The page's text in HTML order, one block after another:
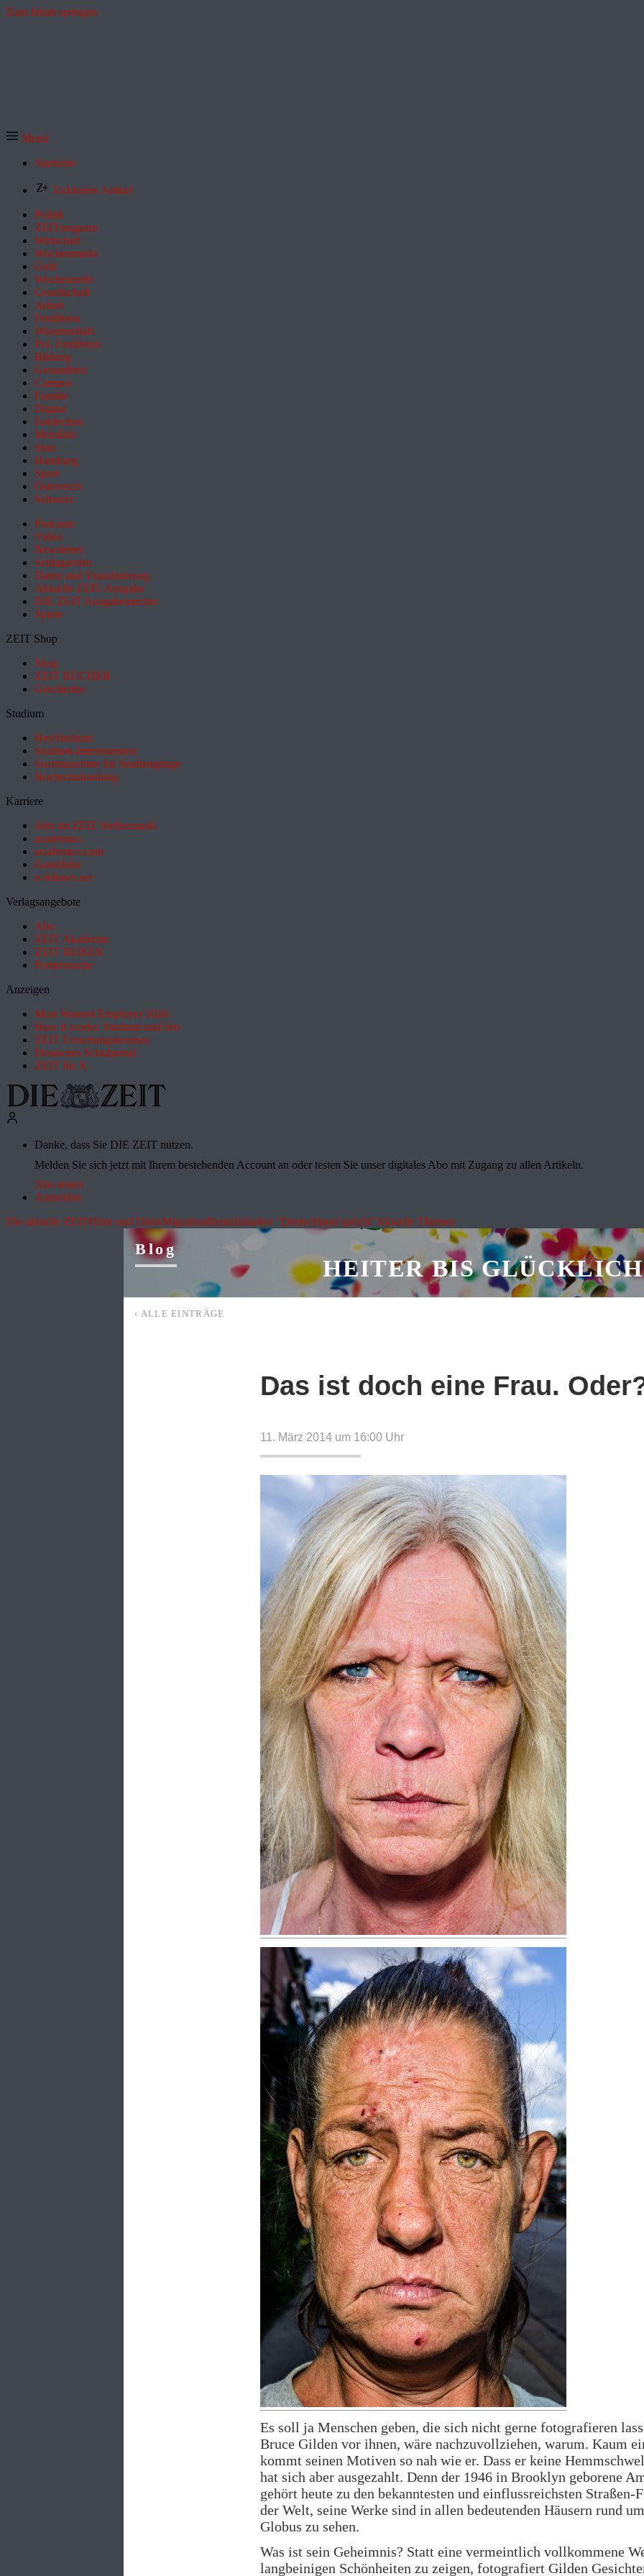
Zum Inhalt springen
Menü
Startseite
Exklusive Artikel
Politik
ZEITmagazin
Wirtschaft
Wochenmarkt
Geld
Wochenende
Gesellschaft
Arbeit
Feuilleton
Wissenschaft
Pol. Feuilleton
Bildung
Gesundheit
Campus
Familie
Digital
Entdecken
Mobilität
Sinn
Hamburg
Sport
Österreich
Schweiz
Podcasts
Video
Newsletter
Schlagzeilen
Daten und Visualisierung
Aktuelle ZEIT-Ausgabe
DIE ZEIT Ausgabenarchiv
Spiele
ZEIT Shop
Shop
ZEIT BÜCHER
Geschenke
Studium
HeyStudium
Studium-Interessentest
Suchmaschine für Studiengänge
Hochschulranking
Karriere
Jobs im ZEIT Stellenmarkt
academics
academics.com
GoodJobs
e-fellows.net
Verlagsangebote
Abo
ZEIT Akademie
ZEIT REISEN
Partnersuche
Anzeigen
Most Wanted Employer 2026
How it works: Studium und Job
ZEIT Forschungskosmos
Deutsches Schulportal
ZEIT für X
Danke, dass Sie DIE ZEIT nutzen.
Melden Sie sich jetzt mit Ihrem bestehenden Account an oder testen Sie unser digitales Abo mit Zugang zu allen Artikeln.
Abo testen
Anmelden
Die aktuelle ZEITHitze und DürreMigrationRenteInitiative "Deutschland spricht"Aktuelle Themen
Blog
HEITER BIS GLÜCKLICH
‹ ALLE EINTRÄGE
Das ist doch eine Frau.
11. März 2014 um 16:00 Uhr
Es soll ja Menschen geben, die sich nicht gerne fotografieren
Bruce Gilden vor ihnen, wäre nachzuvollziehen, warum. Kaum
kommt seinen Motiven so nah wie er. Dass er keine
hat sich aber ausgezahlt. Denn der 1946 in Brooklyn geborene
gehört heute zu den bekanntesten und einflussreichsten Straßen-
der Welt, seine Werke sind in allen bedeutenden Häusern rund
Globus zu sehen.
Was ist sein Geheimnis? Statt eine vermeintlich vollkommene
langbeinigen Schönheiten zu zeigen, fotografiert Gilden